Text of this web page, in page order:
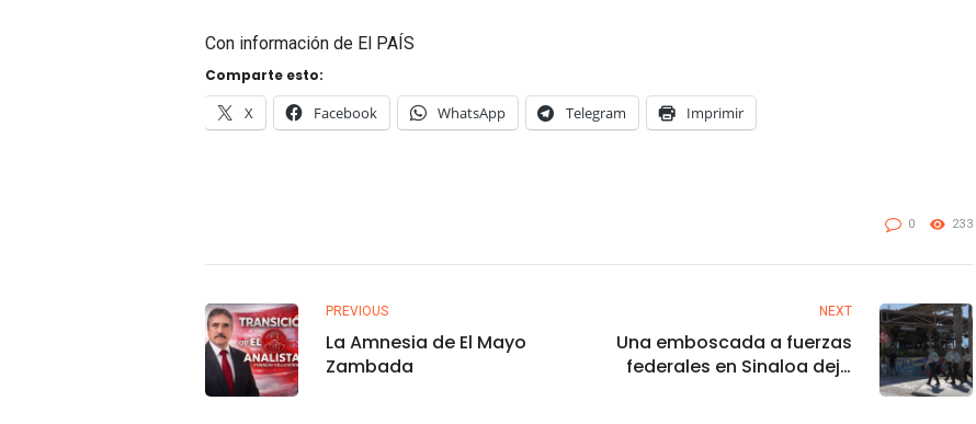
Con información de El PAÍS
Comparte esto:
X Facebook WhatsApp Telegram Imprimir
0 233
PREVIOUS
La Amnesia de El Mayo
Zambada
NEXT
Una emboscada a fuerzas
federales en Sinaloa deja